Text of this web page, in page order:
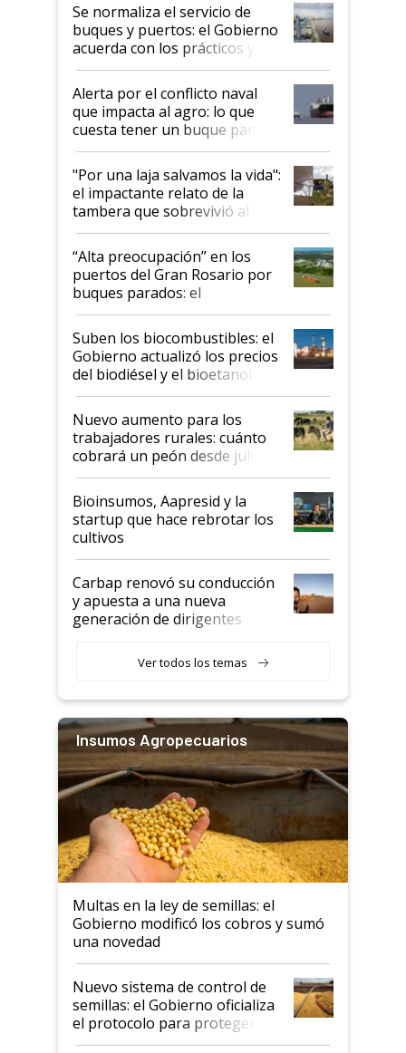
Se normaliza el servicio de
buques y puertos: el Gobierno
acuerda con los prácticos y
suspende el decreto de
desregulación
Alerta por el conflicto naval
que impacta al agro: lo que
cuesta tener un buque parado
y el peligro de que Argentina
pase a ser "país sucio"
"Por una laja salvamos la vida":
el impactante relato de la
tambera que sobrevivió al
tornado
“Alta preocupación” en los
puertos del Gran Rosario por
buques parados: el
funcionamiento de las
exportadoras en tensión tras
la medida de fuerza de los
prácticos
Suben los biocombustibles: el
Gobierno actualizó los precios
del biodiésel y el bioetanol
Nuevo aumento para los
trabajadores rurales: cuánto
cobrará un peón desde julio
Bioinsumos, Aapresid y la
startup que hace rebrotar los
cultivos
Carbap renovó su conducción
y apuesta a una nueva
generación de dirigentes
Ver todos los temas
Insumos Agropecuarios
Multas en la ley de semillas: el
Gobierno modificó los cobros y sumó
una novedad
Nuevo sistema de control de
semillas: el Gobierno oficializa
el protocolo para proteger la
propiedad intelectual